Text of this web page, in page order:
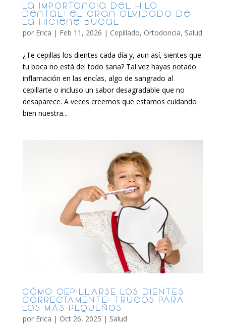
La importancia del hilo
dental: el gran olvidado de
la higiene bucal
por Erica | Feb 11, 2026 | Cepillado, Ortodoncia, Salud
¿Te cepillas los dientes cada día y, aun así, sientes que
tu boca no está del todo sana? Tal vez hayas notado
inflamación en las encías, algo de sangrado al
cepillarte o incluso un sabor desagradable que no
desaparece. A veces creemos que estamos cuidando
bien nuestra...
CÓMO CEPILLARSE LOS DIENTES
CORRECTAMENTE: TRUCOS PARA
LOS MÁS PEQUEÑOS
por Erica | Oct 26, 2025 | Salud